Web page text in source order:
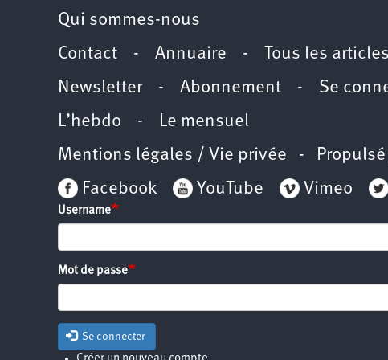
Qui sommes-nous
Contact - Annuaire - Tous les articles
Newsletter- Abonnement - Se
L’hebdo - Le mensuel
Mentions légales / Vie privée - Propulsé
Facebook
YouTube Vimeo
Username
Mot de passe
Se connecter